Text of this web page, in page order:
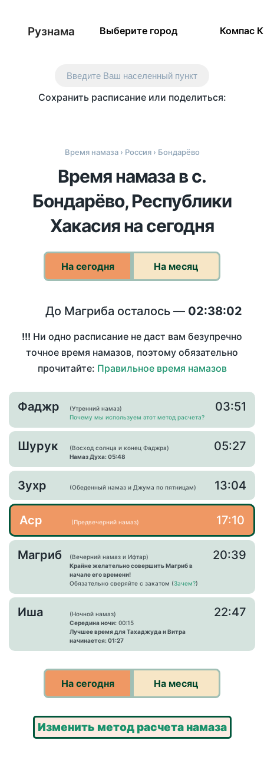
Рузнама Выберите город Компас
Введите Ваш населенный пункт
Сохранить расписание или поделиться:
Время намаза› Россия› Бондарёво
Время намаза в с.
Бондарёво, Республики
Хакасия на сегодня
На сегодня На месяц
До Магриба осталось — 02:38:02
!!! Ни одно расписание не даст вам безупречно
точное время намазов, поэтому обязательно
прочитайте: Правильное время намазов
Фаджр
(Утренний намаз)
Почему мы используем этот метод расчета?
03:51
Шурук
(Восход солнца и конец Фаджра)
Намаз Духа: 05:48
05:27
Зухр (Обеденный намаз и Джума по пятницам) 13:04
Аср (Предвечерний намаз) 17:10
Магриб
(Вечерний намаз и Ифтар)
Крайне желательно совершить Магриб в
начале его времени!
Обязательно сверяйте с закатом (Зачем?)
20:39
Иша
(Ночной намаз)
Середина ночи: 00:15
Лучшее время для Тахаджуда и Витра
начинается: 01:27
22:47
На сегодня На месяц
Изменить метод расчета намаза